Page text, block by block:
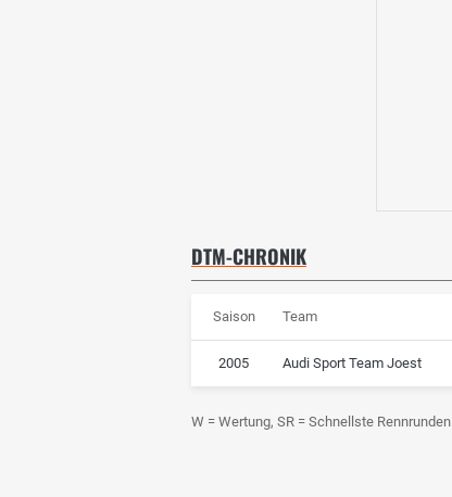
DTM-CHRONIK
Saison Team
2005 Audi Sport Team Joest
W = Wertung, SR = Schnellste Rennrunden